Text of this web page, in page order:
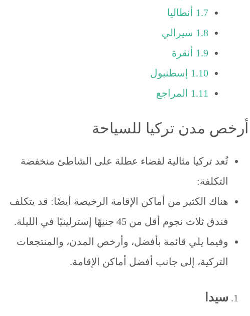
1.7 أنطاليا
1.8 سيرالي
1.9 أنقرة
1.10 إسطنبول
1.11 المراجع
أرخص مدن تركيا للسياحة
تُعد تركيا مثالية لقضاء عطلة على الشاطئ منخفضة
التكلفة:
هناك الكثير من أماكن الإقامة الرخيصة أيضًا: قد يتكلف
فندق ثلاث نجوم أقل من 45 جنيهًا إسترلينيًا في الليلة.
وفيما يلي قائمة بأفضل، وأرخص المدن، والمنتجعات
التركية، إلى جانب أفضل أماكن الإقامة.
سيدا